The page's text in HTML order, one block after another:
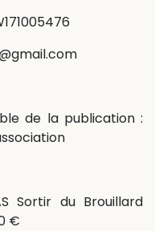
de la publication :
Sortir du Brouillard
€